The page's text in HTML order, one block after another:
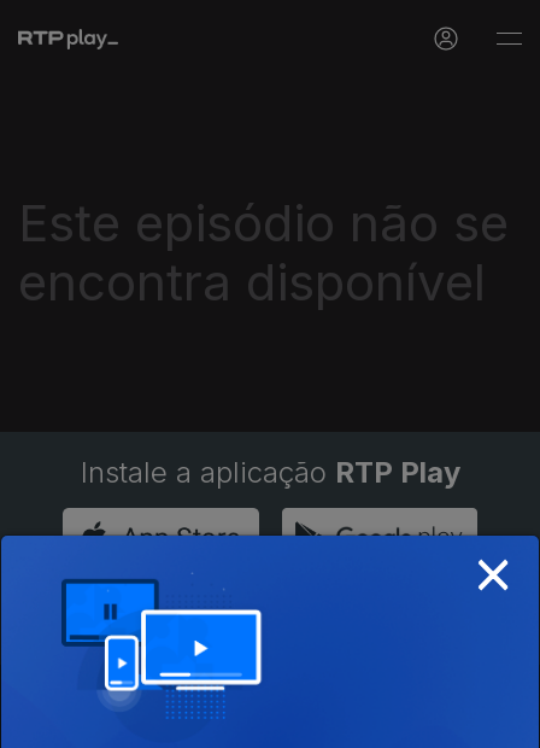
Este episódio não se
encontra disponível
Instale a aplicação RTP Play
Disponível para iOS, Android, Apple TV, Android TV e
CarPlay
×